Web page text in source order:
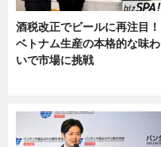
酒税改正でビールに再注目！
ベトナム生産の本格的な味わ
いで市場に挑戦